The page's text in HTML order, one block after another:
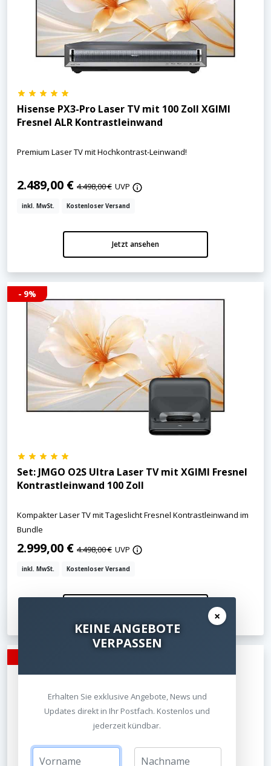
Hisense PX3-Pro Laser TV mit 100 Zoll XGIMI
Fresnel ALR Kontrastleinwand
Premium Laser TV mit Hochkontrast-Leinwand!
2.489,00 € 4.498,00 € UVP
inkl. MwSt. Kostenloser Versand
Jetzt ansehen
- 9%
Set: JMGO O2S Ultra Laser TV mit XGIMI Fresnel
Kontrastleinwand 100 Zoll
Kompakter Laser TV mit Tageslicht Fresnel Kontrastleinwand im
Bundle
2.999,00 € 4.498,00 € UVP
inkl. MwSt. Kostenloser Versand
×
KEINE ANGEBOTE
VERPASSEN
Erhalten Sie exklusive Angebote, News und
Updates direkt in Ihr Postfach. Kostenlos und
jederzeit kündbar.